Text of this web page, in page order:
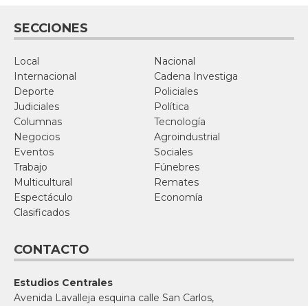
SECCIONES
Local
Nacional
Internacional
Cadena Investiga
Deporte
Policiales
Judiciales
Política
Columnas
Tecnología
Negocios
Agroindustrial
Eventos
Sociales
Trabajo
Fúnebres
Multicultural
Remates
Espectáculo
Economía
Clasificados
CONTACTO
Estudios Centrales
Avenida Lavalleja esquina calle San Carlos,